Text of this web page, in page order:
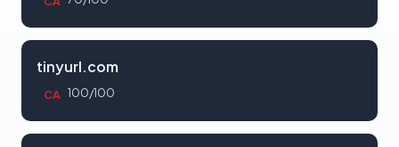
tinyurl.com
CA 100/100